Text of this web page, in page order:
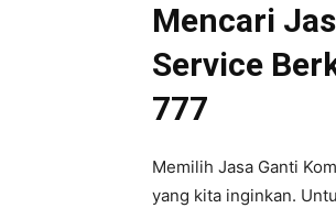
Mencari
Service
777
Memilih Jasa Ganti
yang kita inginkan.